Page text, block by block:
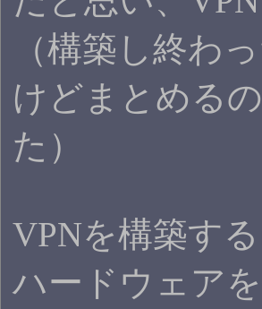
（構築し終わ
けどまとめる
た）
VPNを構築す
ハードウェア